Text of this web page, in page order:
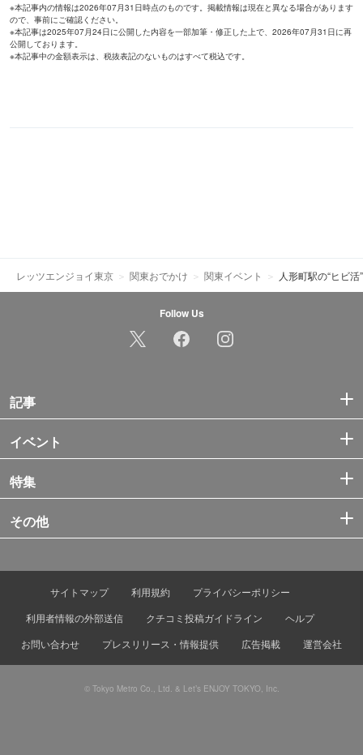
※本記事内の情報は2026年07月31日時点のものです。掲載情報は現在と異なる場合があります
ので、事前にご確認ください。
※本記事は2025年07月24日に公開した内容を一部加筆・修正した上で、2026年07月31日に再
公開しております。
※本記事中の金額表示は、税抜表記のないものはすべて税込です。
レッツエンジョイ東京 関東おでかけ 関東イベント 人形町駅の“ヒビ活
Follow Us
記事
イベント
特集
その他
サイトマップ 利用規約
プライバシーポリシー
利用者情報の外部送信
クチコミ投稿ガイドライン
ヘルプ
お問い合わせ
プレスリリース・情報提供 広告掲載 運営会社
© Tokyo Metro Co., Ltd. & Let’s ENJOY TOKYO, Inc.